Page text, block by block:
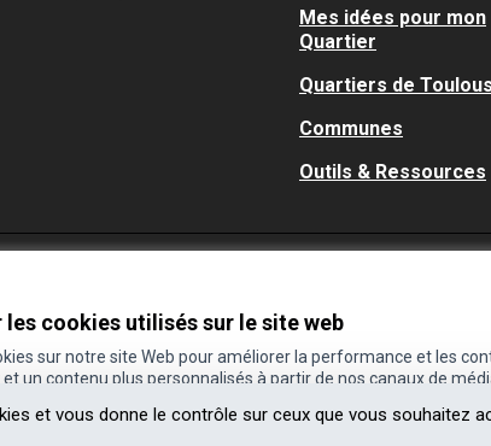
et vous donne le contrôle sur ceux que vous souhaitez
cookies utilisés sur le site web
sur notre site Web pour améliorer la performance et les
un contenu plus personnalisés à partir de nos canaux de
Mes idées pour mon
Quartier
Quartiers de
Communes
Outils & Ressources
libre Decidim
(Lien externe)
.